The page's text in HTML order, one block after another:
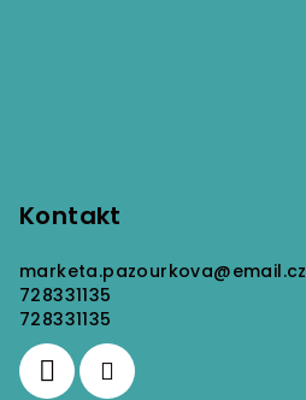
Kontakt
marketa.pazourkova@email.cz
728331135
728331135